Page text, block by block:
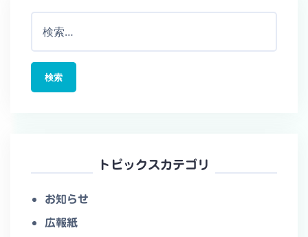
トピックスカテゴリ
お知らせ
広報紙